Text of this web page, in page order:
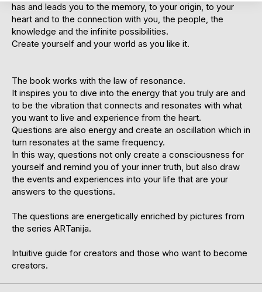
has and leads you to the memory, to your origin, to your
heart and to the connection with you, the people, the
knowledge and the infinite possibilities.
Create yourself and your world as you like it.
The book works with the law of resonance.
It inspires you to dive into the energy that you truly are and
to be the vibration that connects and resonates with what
you want to live and experience from the heart.
Questions are also energy and create an oscillation which in
turn resonates at the same frequency.
In this way, questions not only create a consciousness for
yourself and remind you of your inner truth, but also draw
the events and experiences into your life that are your
answers to the questions.
The questions are energetically enriched by pictures from
the series ARTanija.
Intuitive guide for creators and those who want to become
creators.